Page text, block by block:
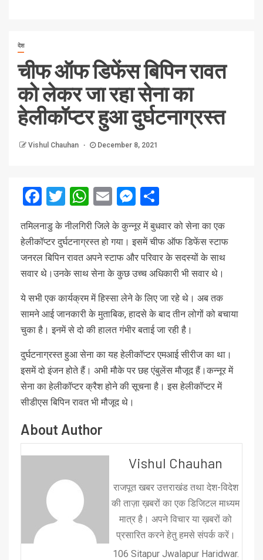
देश
चीफ ऑफ डिफेंस बिपिन रावत
को लेकर जा रहा सेना का
हेलीकॉप्टर हुआ दुर्घटनाग्रस्त
Vishul Chauhan December 8, 2021
Facebook
Twitter
WhatsApp
EmailMessenger
तमिलनाडु के नीलगिरी जिले के कुन्नूर में बुधवार को सेना का एक
हेलीकॉप्टर दुर्घटनाग्रस्त हो गया। इसमें चीफ ऑफ डिफेंस स्टाफ
जनरल बिपिन रावत अपने स्टाफ और परिवार के सदस्यों के साथ
सवार थे।उनके साथ सेना के कुछ उच्च अधिकारी भी सवार थे।
ये सभी एक कार्यक्रम में हिस्सा लेने के लिए जा रहे थे। अब तक
सामने आई जानकारी के मुताबिक, हादसे के बाद तीन लोगों को बचाया
चुका है। इनमें से दो की हालत गंभीर बताई जा रही है।
दुर्घटनाग्रस्त हुआ सेना का यह हेलीकॉप्टर एमआई सीरीज का था।
इसमें दो इंजन होते हैं। अभी मौके पर छह एंबुलेंस मौजूद हैं।कन्नूर में
सेना का हेलीकॉप्टर क्रैश होने की सूचना है। इस हेलीकॉप्टर में
सीडीएस बिपिन रावत भी मौजूद थे।
About Author
Vishul Chauhan
राजपूत खबर उत्तराखंड तथा देश-विदेश
की ताज़ा ख़बरों का एक डिजिटल माध्यम
मात्र है। अपने विचार या ख़बरों को
प्रसारित करने हेतु हमसे संपर्क करें।
106 Sitapur Jwalapur Haridwar.